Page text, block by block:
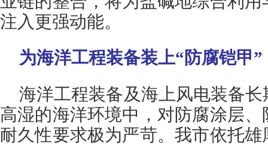
注入更强动能。
为海洋工程装备装上“防腐铠甲”
海洋工程装备及海上风电装备
高湿的海洋环境中，对防腐涂层
耐久性要求极为严苛。我市依托